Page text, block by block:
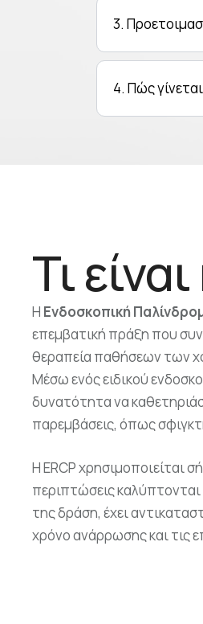
3.
4. Πώς
Τι
Η Ενδοσκοπική
επεμβατική πράξη που
θεραπεία παθήσεων των
Μέσω ενός ειδικού
δυνατότητα να
παρεμβάσεις, όπως
Η ERCP χρησιμοποιείται
περιπτώσεις
της δράση, έχει
χρόνο ανάρρωσης και τις